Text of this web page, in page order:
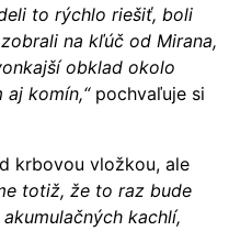
to rýchlo riešiť, boli
na kľúč od Mirana,
obklad okolo
komín,“ pochvaľuje si
krbovou vložkou, ale
totiž, že to raz bude
kachlí,